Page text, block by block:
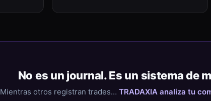
No es un journal. Es un sistema de
Mientras otros registran trades… TRADAXIA analiza tu